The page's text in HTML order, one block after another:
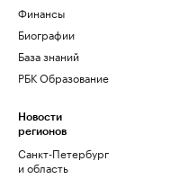
Финансы
Биографии
База знаний
РБК Образование
Новости
регионов
Санкт-Петербург
и область